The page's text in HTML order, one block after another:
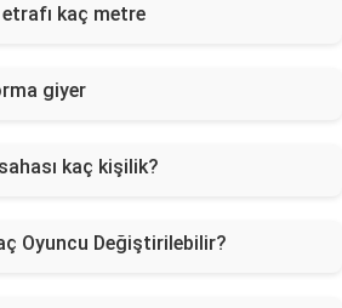
etrafı kaç metre
giyer
kaç kişilik?
Oyuncu Değiştirilebilir?